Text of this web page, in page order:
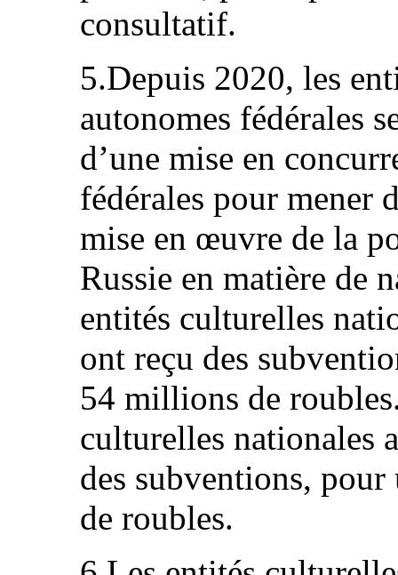
consultatif.
5.Depuis 2020, les
autonomes fédérales
d’une mise en
fédérales pour mener
mise en œuvre de la
Russie en matière de
entités culturelles
ont reçu des
54 millions de
culturelles nationales
des subventions,
de roubles.